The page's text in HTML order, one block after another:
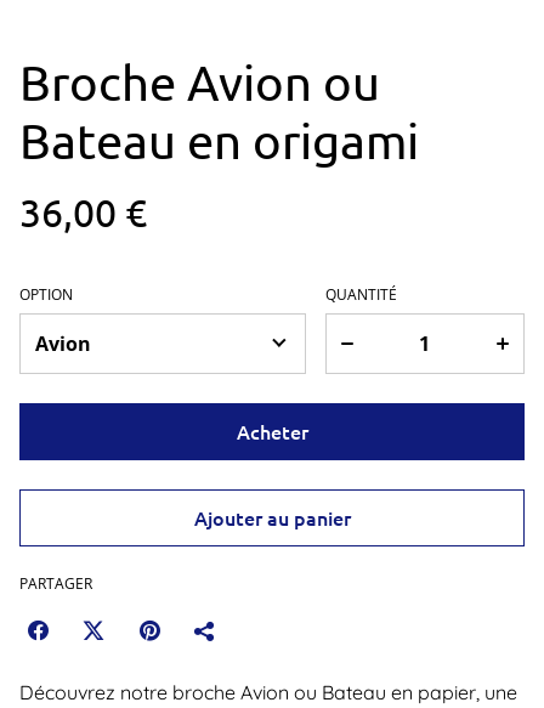
Broche Avion ou
Bateau en origami
36,00 €
OPTION QUANTITÉ
Acheter
Ajouter au panier
PARTAGER
Découvrez notre broche Avion ou Bateau en papier, une